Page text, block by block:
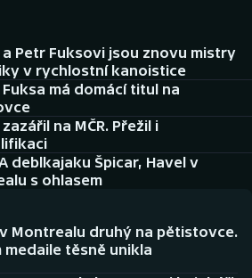
Petr Fuksovi jsou znovu mistry
v rychlostní kanoistice
má domácí titul na
na MČR. Přežil i
deblkajaku Špicar, Havel v
s ohlasem
Montrealu druhý na pětistovce.
medaile těsně unikla